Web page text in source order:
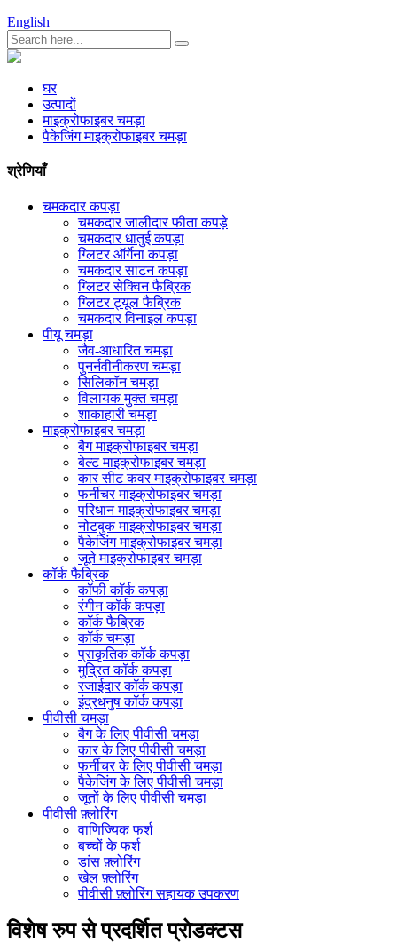
English
घर
उत्पादों
माइक्रोफाइबर चमड़ा
पैकेजिंग माइक्रोफाइबर चमड़ा
श्रेणियाँ
चमकदार कपड़ा
चमकदार जालीदार फीता कपड़े
चमकदार धातुई कपड़ा
ग्लिटर ऑर्गेना कपड़ा
चमकदार साटन कपड़ा
ग्लिटर सेक्विन फैब्रिक
ग्लिटर ट्यूल फैब्रिक
चमकदार विनाइल कपड़ा
पीयू चमड़ा
जैव-आधारित चमड़ा
पुनर्नवीनीकरण चमड़ा
सिलिकॉन चमड़ा
विलायक मुक्त चमड़ा
शाकाहारी चमड़ा
माइक्रोफाइबर चमड़ा
बैग माइक्रोफाइबर चमड़ा
बेल्ट माइक्रोफाइबर चमड़ा
कार सीट कवर माइक्रोफाइबर चमड़ा
फर्नीचर माइक्रोफाइबर चमड़ा
परिधान माइक्रोफाइबर चमड़ा
नोटबुक माइक्रोफाइबर चमड़ा
पैकेजिंग माइक्रोफाइबर चमड़ा
जूते माइक्रोफाइबर चमड़ा
कॉर्क फैब्रिक
कॉफी कॉर्क कपड़ा
रंगीन कॉर्क कपड़ा
कॉर्क फैब्रिक
कॉर्क चमड़ा
प्राकृतिक कॉर्क कपड़ा
मुद्रित कॉर्क कपड़ा
रजाईदार कॉर्क कपड़ा
इंद्रधनुष कॉर्क कपड़ा
पीवीसी चमड़ा
बैग के लिए पीवीसी चमड़ा
कार के लिए पीवीसी चमड़ा
फर्नीचर के लिए पीवीसी चमड़ा
पैकेजिंग के लिए पीवीसी चमड़ा
जूतों के लिए पीवीसी चमड़ा
पीवीसी फ़्लोरिंग
वाणिज्यिक फर्श
बच्चों के फर्श
डांस फ़्लोरिंग
खेल फ़्लोरिंग
पीवीसी फ़्लोरिंग सहायक उपकरण
विशेष रुप से प्रदर्शित प्रोडक्टस